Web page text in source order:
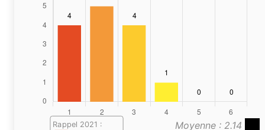
Moyenne : 2.14
Rappel 2021 :